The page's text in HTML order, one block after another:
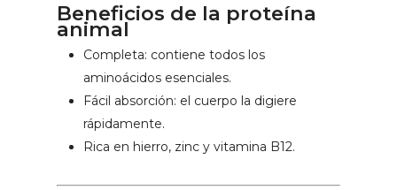
Beneficios de la proteína
animal
Completa: contiene todos los
aminoácidos esenciales.
Fácil absorción: el cuerpo la digiere
rápidamente.
Rica en hierro, zinc y vitamina B12.